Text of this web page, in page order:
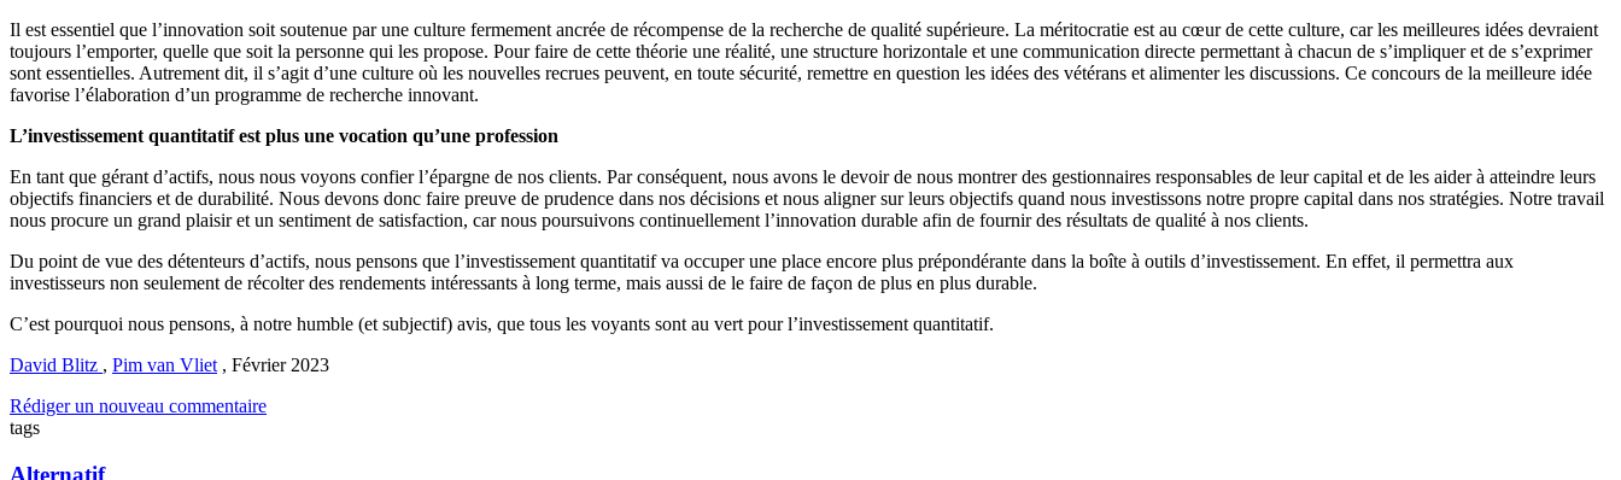
Il est essentiel que l’innovation soit soutenue par une culture fermement ancrée de récompense de la recherche de qualité supérieure. La méritocratie est au cœur de cette culture, car les meilleures idées devraient
toujours l’emporter, quelle que soit la personne qui les propose. Pour faire de cette théorie une réalité, une structure horizontale et une communication directe permettant à chacun de s’impliquer et de s’exprimer
sont essentielles. Autrement dit, il s’agit d’une culture où les nouvelles recrues peuvent, en toute sécurité, remettre en question les idées des vétérans et alimenter les discussions. Ce concours de la meilleure idée
favorise l’élaboration d’un programme de recherche innovant.
L’investissement quantitatif est plus une vocation qu’une profession
En tant que gérant d’actifs, nous nous voyons confier l’épargne de nos clients. Par conséquent, nous avons le devoir de nous montrer des gestionnaires responsables de leur capital et de les aider à atteindre leurs
objectifs financiers et de durabilité. Nous devons donc faire preuve de prudence dans nos décisions et nous aligner sur leurs objectifs quand nous investissons notre propre capital dans nos stratégies. Notre travail
nous procure un grand plaisir et un sentiment de satisfaction, car nous poursuivons continuellement l’innovation durable afin de fournir des résultats de qualité à nos clients.
Du point de vue des détenteurs d’actifs, nous pensons que l’investissement quantitatif va occuper une place encore plus prépondérante dans la boîte à outils d’investissement. En effet, il permettra aux
investisseurs non seulement de récolter des rendements intéressants à long terme, mais aussi de le faire de façon de plus en plus durable.
C’est pourquoi nous pensons, à notre humble (et subjectif) avis, que tous les voyants sont au vert pour l’investissement quantitatif.
David Blitz , Pim van Vliet , Février 2023
Rédiger un nouveau commentaire
tags
Alternatif